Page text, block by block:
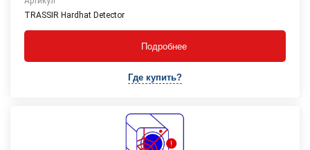
TRASSIR Hardhat Detector
Подробнее
Где купить?